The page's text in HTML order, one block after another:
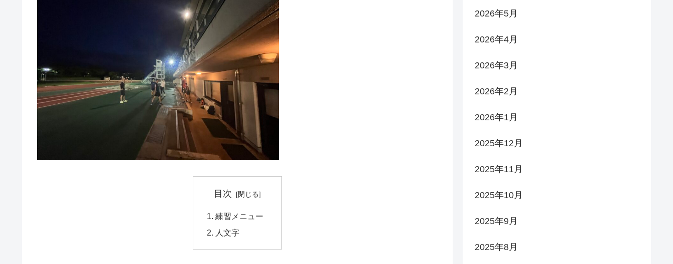
目次
練習メニュー
人文字
2026年5月
2026年4月
2026年3月
2026年2月
2026年1月
2025年12月
2025年11月
2025年10月
2025年9月
2025年8月